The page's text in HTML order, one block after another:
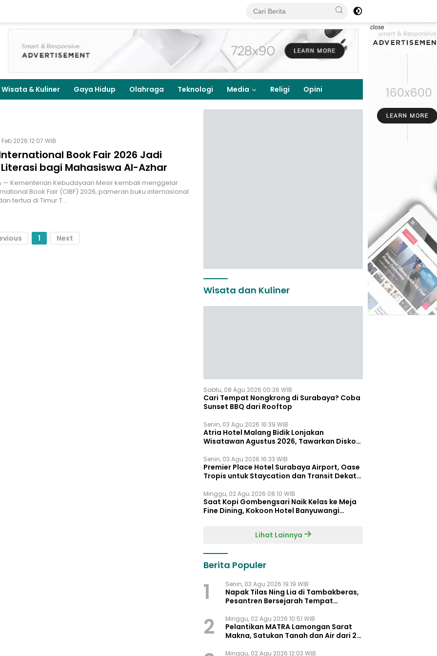
close
Wisata & Kuliner Gaya Hidup Olahraga Teknologi Media Religi Opini
2026 12:07 WIB
Book Fair 2026 Jadi
bagi Mahasiswa Al-Azhar
— Kementerian Kebudayaan Mesir kembali menggelar
Book Fair (CIBF) 2026, pameran buku internasional
tertua di Timur T…
1 Next
Wisata dan Kuliner
Sabtu, 08 Agu 2026 00:36 WIB
Cari Tempat Nongkrong di Surabaya? Coba
Sunset BBQ dari Rooftop
Senin, 03 Agu 2026 16:39 WIB
Atria Hotel Malang Bidik Lonjakan
Wisatawan Agustus 2026, Tawarkan Diskon
Senin, 03 Agu 2026 16:33 WIB
Premier Place Hotel Surabaya Airport, Oase
Tropis untuk Staycation dan Transit Dekat
Minggu, 02 Agu 2026 08:10 WIB
Saat Kopi Gombengsari Naik Kelas ke Meja
Fine Dining, Kokoon Hotel Banyuwangi
Lihat Lainnya
Berita Populer
1 Senin, 03 Agu 2026 19:19 WIB
Napak Tilas Ning Lia di Tambakberas,
Pesantren Bersejarah Tempat
2 Minggu, 02 Agu 2026 10:51 WIB
Pelantikan MATRA Lamongan Sarat
Makna, Satukan Tanah dan Air dari 27
Minggu, 02 Agu 2026 12:03 WIB